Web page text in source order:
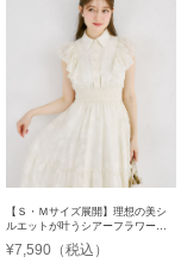
【Ｓ・Ｍサイズ展開】理想の美シ
ルエットが叶うシアーフラワー刺
繍シャツワンピース
¥7,590（税込）